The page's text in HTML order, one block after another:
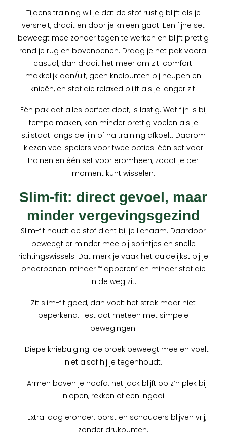
Tijdens training wil je dat de stof rustig blijft als je
versnelt, draait en door je knieën gaat. Een fijne set
beweegt mee zonder tegen te werken en blijft prettig
rond je rug en bovenbenen. Draag je het pak vooral
casual, dan draait het meer om zit-comfort:
makkelijk aan/uit, geen knelpunten bij heupen en
knieën, en stof die relaxed blijft als je langer zit.
Eén pak dat alles perfect doet, is lastig. Wat fijn is bij
tempo maken, kan minder prettig voelen als je
stilstaat langs de lijn of na training afkoelt. Daarom
kiezen veel spelers voor twee opties: één set voor
trainen en één set voor eromheen, zodat je per
moment kunt wisselen.
Slim-fit: direct gevoel, maar
minder vergevingsgezind
Slim-fit houdt de stof dicht bij je lichaam. Daardoor
beweegt er minder mee bij sprintjes en snelle
richtingswissels. Dat merk je vaak het duidelijkst bij je
onderbenen: minder “flapperen” en minder stof die
in de weg zit.
Zit slim-fit goed, dan voelt het strak maar niet
beperkend. Test dat meteen met simpele
bewegingen:
– Diepe kniebuiging: de broek beweegt mee en voelt
niet alsof hij je tegenhoudt.
– Armen boven je hoofd: het jack blijft op z’n plek bij
inlopen, rekken of een ingooi.
– Extra laag eronder: borst en schouders blijven vrij,
zonder drukpunten.